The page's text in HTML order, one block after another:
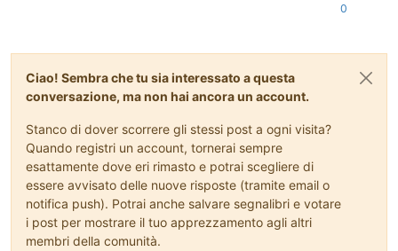
0
Ciao! Sembra che tu sia interessato a questa
conversazione, ma non hai ancora un account.
Stanco di dover scorrere gli stessi post a ogni visita?
Quando registri un account, tornerai sempre
esattamente dove eri rimasto e potrai scegliere di
essere avvisato delle nuove risposte (tramite email o
notifica push). Potrai anche salvare segnalibri e votare
i post per mostrare il tuo apprezzamento agli altri
membri della comunità.